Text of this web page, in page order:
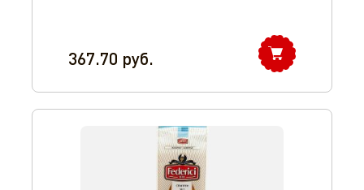
367.70 руб.